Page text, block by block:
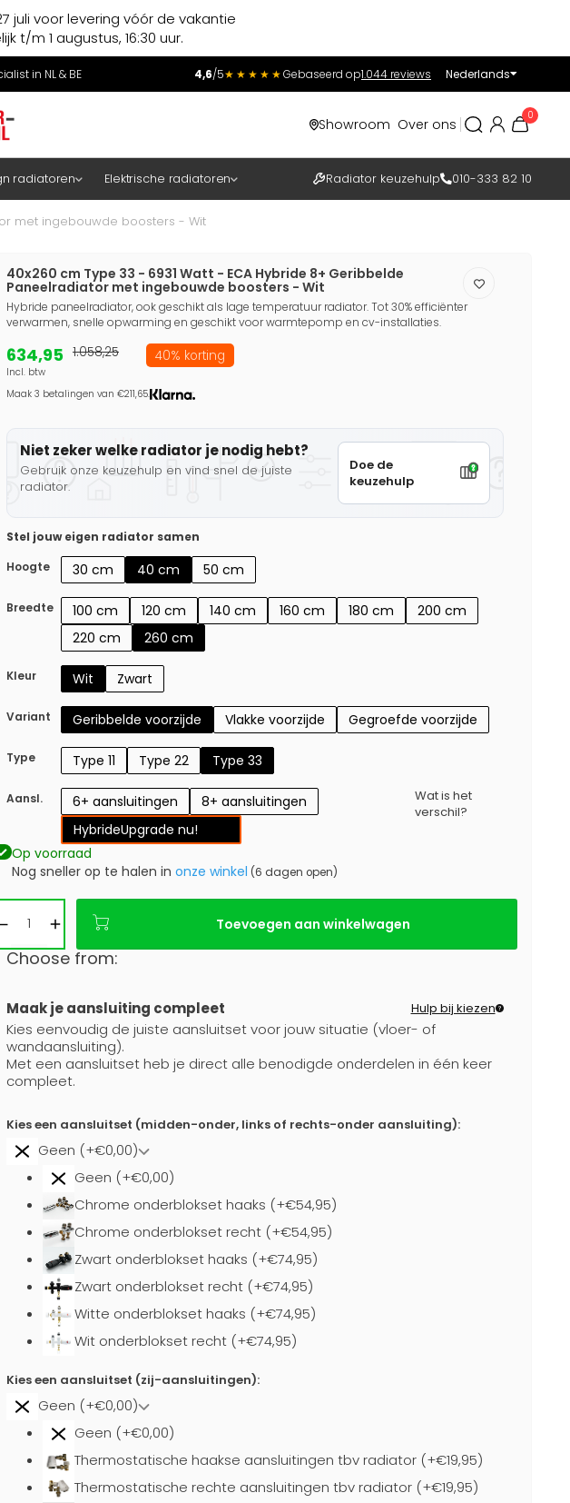
juli voor levering vóór de vakantie
t/m 1 augustus, 16:30 uur.
in NL & BE 4,6/5★★★★★Gebaseerd op1.044 reviews Nederlands
Showroom Over ons
0
radiatoren Elektrische radiatoren Radiator keuzehulp 010-333 82 10
met ingebouwde boosters - Wit
40x260 cm Type 33 - 6931 Watt - ECA Hybride 8+ Geribbelde
Paneelradiator met ingebouwde boosters - Wit
Hybride paneelradiator, ook geschikt als lage temperatuur radiator. Tot 30% efficiënter
verwarmen, snelle opwarming en geschikt voor warmtepomp en cv-installaties.
634,95
Incl. btw
1.058,25 40% korting
Maak 3 betalingen van €211,65.
Niet zeker welke radiator je nodig hebt?
Gebruik onze keuzehulp en vind snel de juiste
radiator.
Doe de
keuzehulp
Stel jouw eigen radiator samen
Hoogte
30 cm 40 cm 50 cm
Breedte 100 cm 120 cm 140 cm 160 cm 180 cm
200 cm
220 cm
260 cm
Kleur Wit Zwart
Variant Geribbelde voorzijde Vlakke voorzijde Gegroefde voorzijde
Type Type 11 Type 22 Type 33
Aansl. 6+ aansluitingen
8+ aansluitingen
HybrideUpgrade nu!
Wat is het
verschil?
Op voorraad
Nog sneller op te halen in onze winkel (6 dagen open)
Toevoegen aan winkelwagen
Choose from:
Maak je aansluiting compleet Hulp bij kiezen
Kies eenvoudig de juiste aansluitset voor jouw situatie (vloer- of
wandaansluiting).
Met een aansluitset heb je direct alle benodigde onderdelen in één keer
compleet.
Kies een aansluitset (midden-onder, links of rechts-onder aansluiting):
Geen (+€0,00)
Geen (+€0,00)
Chrome onderblokset haaks (+€54,95)
Chrome onderblokset recht (+€54,95)
Zwart onderblokset haaks (+€74,95)
Zwart onderblokset recht (+€74,95)
Witte onderblokset haaks (+€74,95)
Wit onderblokset recht (+€74,95)
Kies een aansluitset (zij-aansluitingen):
Geen (+€0,00)
Geen (+€0,00)
Thermostatische haakse aansluitingen tbv radiator (+€19,95)
Thermostatische rechte aansluitingen tbv radiator (+€19,95)